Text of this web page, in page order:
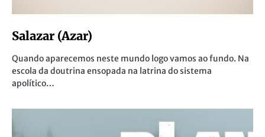
Salazar (Azar)
Quando aparecemos neste mundo logo vamos ao fundo. Na
escola da doutrina ensopada na latrina do sistema
apolítico…